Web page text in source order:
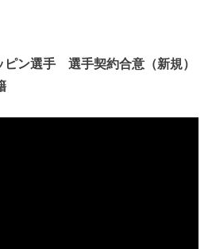
ン選手 選手契約合意（新規）